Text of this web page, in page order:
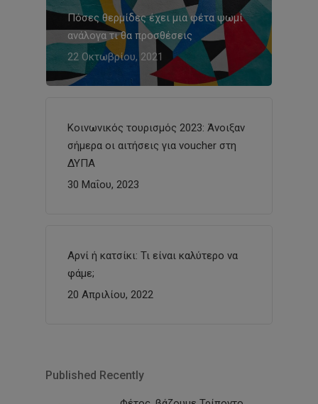
Πόσες θερμίδες έχει μια φέτα ψωμί
ανάλογα τι θα προσθέσεις
22 Οκτωβρίου, 2021
Κοινωνικός τουρισμός 2023: Άνοιξαν
σήμερα οι αιτήσεις για voucher στη
ΔΥΠΑ
30 Μαΐου, 2023
Αρνί ή κατσίκι: Τι είναι καλύτερο να
φάμε;
20 Απριλίου, 2022
Published Recently